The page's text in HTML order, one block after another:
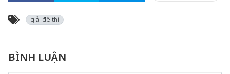
giải đề thi
BÌNH LUẬN